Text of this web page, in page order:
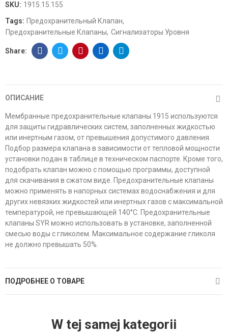
SKU: 1915.15.155
Tags: Предохранительный Клапан
Предохранительные Клапаны Сигнализаторы Уровня
ОПИСАНИЕ
Мембранные предохранительные клапаны 1915 используются
для защиты гидравлических систем, заполненных жидкостью
или инертным газом, от превышения допустимого давления.
Подбор размера клапана в зависимости от тепловой мощности
установки подан в таблице в техническом паспорте. Кроме того,
подобрать клапан можно с помощью программы, доступной
для скачивания в сжатом виде. Предохранительные клапаны
можно применять в напорных системах водоснабжения и для
других невязких жидкостей или инертных газов с максимальной
температурой, не превышающей 140°C. Предохранительные
клапаны SYR можно использовать в установке, заполненной
смесью воды с гликолем. Максимальное содержание гликоля
не должно превышать 50%.
ПОДРОБНЕЕ О ТОВАРЕ
W tej samej kategorii